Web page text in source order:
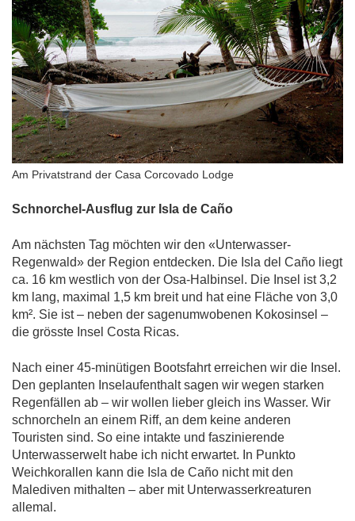
Am Privatstrand der Casa Corcovado Lodge
Schnorchel-Ausflug zur Isla de Caño
Am nächsten Tag möchten wir den «Unterwasser-
Regenwald» der Region entdecken. Die Isla del Caño liegt
ca. 16 km westlich von der Osa-Halbinsel. Die Insel ist 3,2
km lang, maximal 1,5 km breit und hat eine Fläche von 3,0
km². Sie ist – neben der sagenumwobenen Kokosinsel –
die grösste Insel Costa Ricas.
Nach einer 45-minütigen Bootsfahrt erreichen wir die Insel.
Den geplanten Inselaufenthalt sagen wir wegen starken
Regenfällen ab – wir wollen lieber gleich ins Wasser. Wir
schnorcheln an einem Riff, an dem keine anderen
Touristen sind. So eine intakte und faszinierende
Unterwasserwelt habe ich nicht erwartet. In Punkto
Weichkorallen kann die Isla de Caño nicht mit den
Malediven mithalten – aber mit Unterwasserkreaturen
allemal.